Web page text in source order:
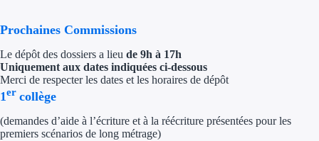
Prochaines Commissions
Le dépôt des dossiers a lieu de 9h à 17h
Uniquement aux dates indiquées ci-dessous
Merci de respecter les dates et les horaires de dépôt
1er collège
(demandes d’aide à l’écriture et à la réécriture présentées pour les
premiers scénarios de long métrage)